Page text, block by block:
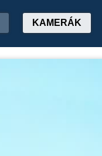
KAMERÁK